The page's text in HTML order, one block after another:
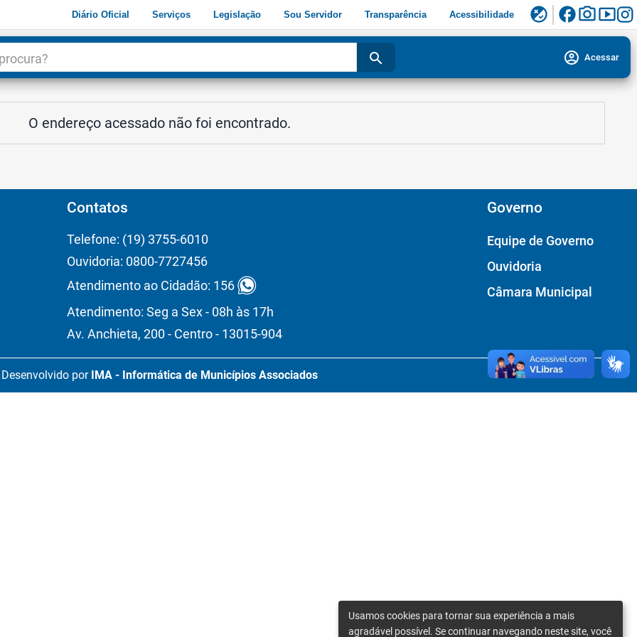
Diário Oficial Serviços Legislação Sou Servidor Transparência Acessibilidade flaky facebookphoto_camerasmart_display
search account_circle Acessar
O endereço acessado não foi encontrado.
Contatos
Telefone: (19) 3755-6010
Ouvidoria: 0800-7727456
Atendimento ao Cidadão: 156
Atendimento: Seg a Sex - 08h às 17h
Av. Anchieta, 200 - Centro - 13015-904
Governo
Equipe de Governo
Ouvidoria
Câmara Municipal
Desenvolvido por IMA - Informática de Municípios Associados
Usamos cookies para tornar sua experiência a mais
agradável possível. Se continuar navegando neste site, você